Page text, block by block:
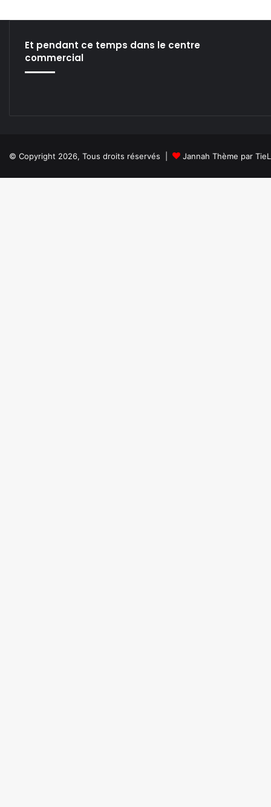
Et pendant ce temps dans le centre
commercial
© Copyright 2026, Tous droits réservés | Jannah Thème par